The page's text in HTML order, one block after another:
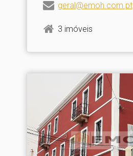
geral@emoh.com.pt
3 imóveis